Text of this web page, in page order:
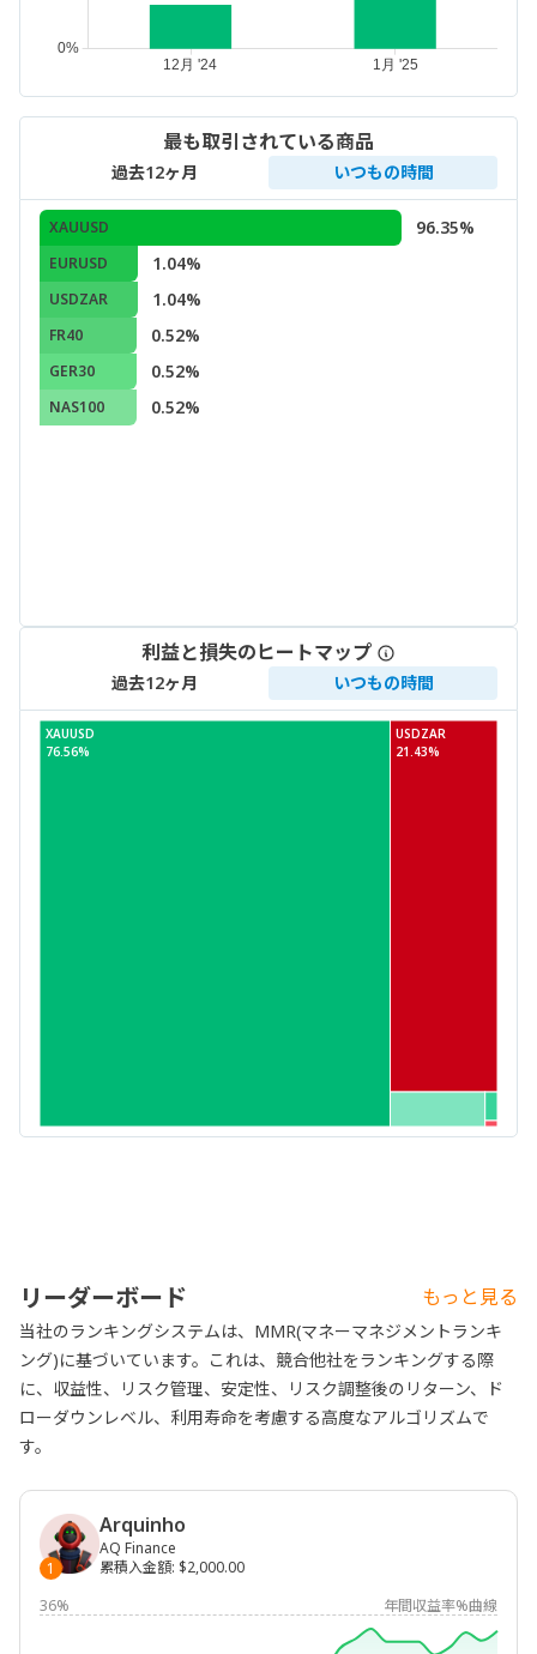
最も取引されている商品
過去12ヶ月 いつもの時間
XAUUSD 96.35%
EURUSD 1.04%
USDZAR 1.04%
FR40 0.52%
GER30 0.52%
NAS100 0.52%
利益と損失のヒートマップ
過去12ヶ月 いつもの時間
XAUUSD
USDZAR
76.56%
21.43%
リーダーボード もっと見る
当社のランキングシステムは、MMR(マネーマネジメントランキ
ング)に基づいています。これは、競合他社をランキングする際
に、収益性、リスク管理、安定性、リスク調整後のリターン、ド
ローダウンレベル、利用寿命を考慮する高度なアルゴリズムで
す。
1
Arquinho
AQ Finance
累積入金額: $2,000.00
36%
年間収益率%曲線